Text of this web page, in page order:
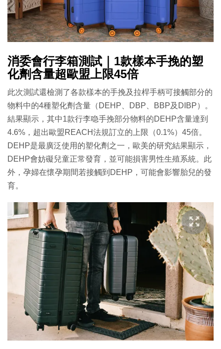
消委會行李箱測試｜1款樣本手挽的塑
化劑含量超歐盟上限45倍
此次測試還檢測了各款樣本的手挽及拉桿手柄可接觸部分的
物料中的4種塑化劑含量（DEHP、DBP、BBP及DIBP）。
結果顯示，其中1款行李喼手挽部分物料的DEHP含量達到
4.6%，超出歐盟REACH法規訂立的上限（0.1%）45倍。
DEHP是最廣泛使用的塑化劑之一，歐美的研究結果顯示，
DEHP會妨礙兒童正常發育，並可能損害男性生殖系統。此
外，孕婦在懷孕期間若接觸到DEHP，可能會影響胎兒的發
育。